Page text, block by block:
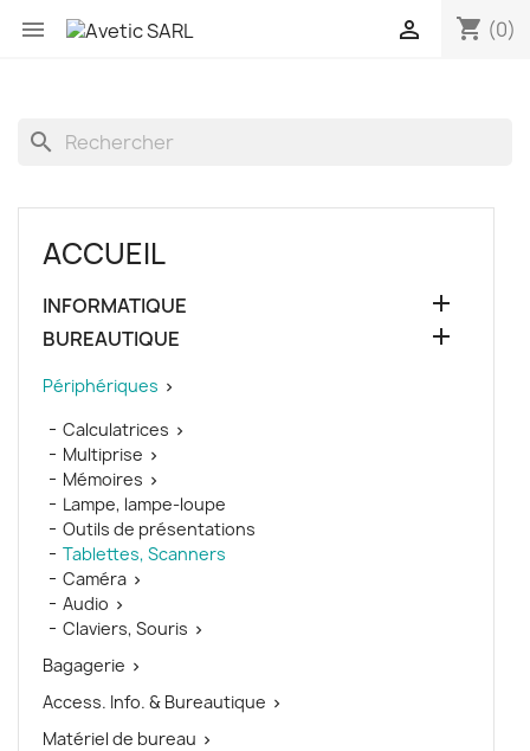
 shopping_cart (0)

search
ACCUEIL
INFORMATIQUE 
BUREAUTIQUE 
Périphériques 
Calculatrices 
Multiprise 
Mémoires 
Lampe, lampe-loupe
Outils de présentations
Tablettes, Scanners
Caméra 
Audio 
Claviers, Souris 
Bagagerie 
Access. Info. & Bureautique 
Matériel de bureau 